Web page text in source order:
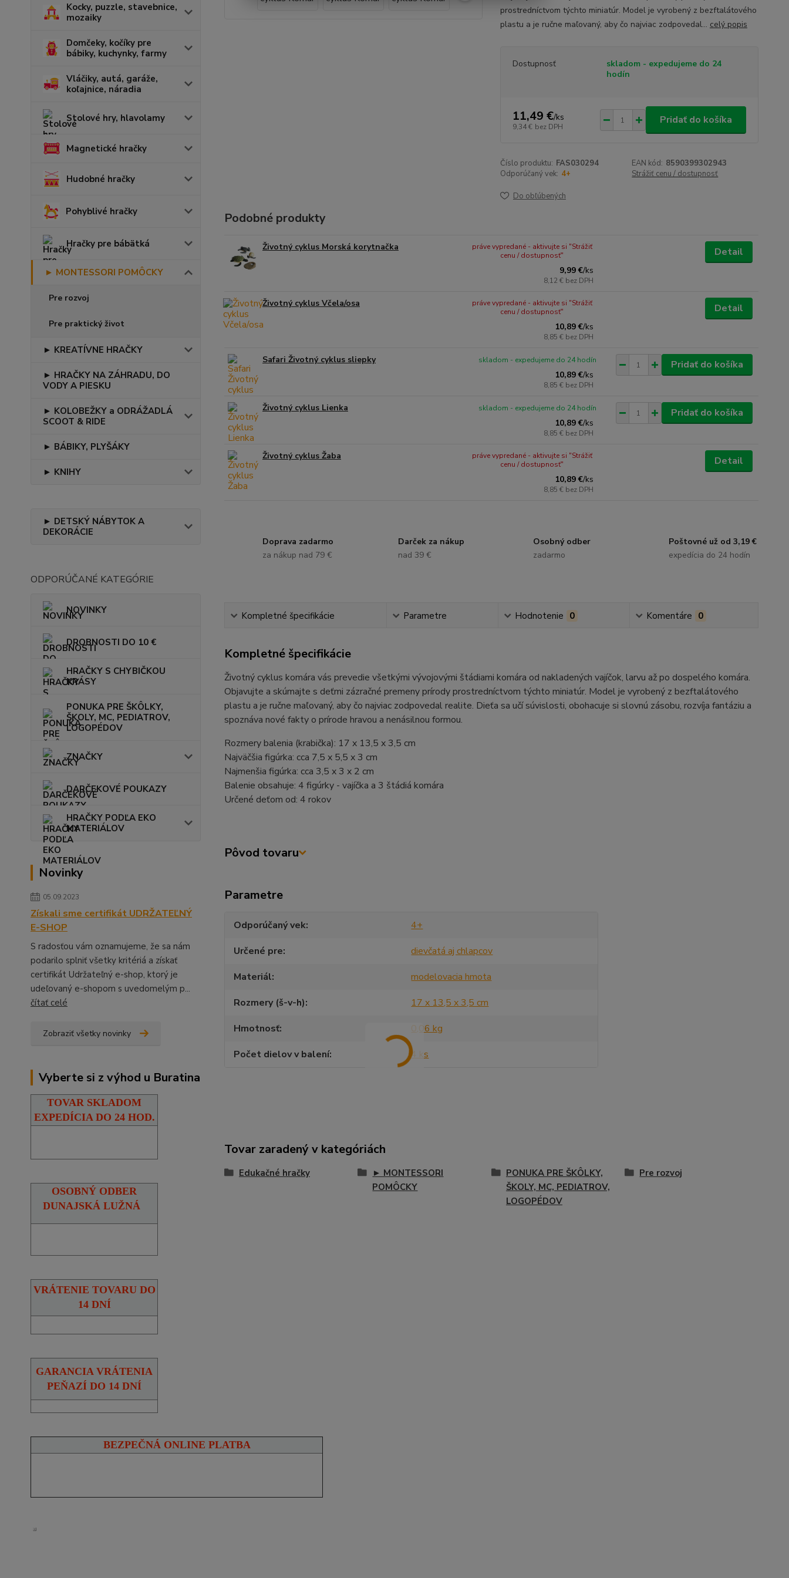
Kocky, puzzle, stavebnice,
mozaiky
Domčeky, kočíky pre
bábiky, kuchynky, farmy
Vláčiky, autá, garáže,
koľajnice, náradia
Stolové hry, hlavolamy
Magnetické hračky
Hudobné hračky
Pohyblivé hračky
Hračky pre bábätká
► MONTESSORI POMÔCKY
Pre rozvoj
Pre praktický život
► KREATÍVNE HRAČKY
► HRAČKY NA ZÁHRADU, DO
VODY A PIESKU
► KOLOBEŽKY a ODRÁŽADLÁ
SCOOT & RIDE
► BÁBIKY, PLYŠÁKY
► KNIHY
► DETSKÝ NÁBYTOK A
DEKORÁCIE
ODPORÚČANÉ KATEGÓRIE
NOVINKY
DROBNOSTI DO 10 €
HRAČKY S CHYBIČKOU
KRÁSY
PONUKA PRE ŠKÔLKY,
ŠKOLY, MC, PEDIATROV,
LOGOPÉDOV
ZNAČKY
DARČEKOVÉ POUKAZY
HRAČKY PODĽA EKO
MATERIÁLOV
Novinky
05.09.2023
Získali sme certifikát UDRŽATEĽNÝ
E-SHOP
S radosťou vám oznamujeme, že sa nám
podarilo splniť všetky kritériá a získať
certifikát Udržateľný e-shop, ktorý je
udeľovaný e-shopom s uvedomelým p...
čítať celé
Zobraziť všetky novinky
Vyberte si z výhod u Buratina
TOVAR SKLADOM
EXPEDÍCIA DO 24 HOD.
OSOBNÝ ODBER
DUNAJSKÁ LUŽNÁ
VRÁTENIE TOVARU DO
14 DNÍ
GARANCIA VRÁTENIA
PEŇAZÍ DO 14 DNÍ
BEZPEČNÁ ONLINE PLATBA
prostredníctvom týchto miniatúr. Model je vyrobený z bezftalátového
plastu a je ručne maľovaný, aby čo najviac zodpovedal... celý popis
Dostupnosť
skladom - expedujeme do 24
hodín
11,49 €/ks
9,34 € bez DPH
Pridať do košíka
Číslo produktu: FAS030294 EAN kód: 8590399302943
Odporúčaný vek: 4+ Strážiť cenu / dostupnosť
Do obľúbených
Podobné produkty
Životný cyklus Morská korytnačka
9,99 €/ks
8,12 € bez DPH
práve vypredané - aktivujte si "Strážiť
cenu / dostupnosť"
Detail
Životný cyklus Včela/osa
10,89 €/ks
8,85 € bez DPH
práve vypredané - aktivujte si "Strážiť
cenu / dostupnosť"
Detail
Safari Životný cyklus sliepky
10,89 €/ks
8,85 € bez DPH
skladom - expedujeme do 24 hodín Pridať do košíka
Životný cyklus Lienka
10,89 €/ks
8,85 € bez DPH
skladom - expedujeme do 24 hodín Pridať do košíka
Životný cyklus Žaba
10,89 €/ks
8,85 € bez DPH
práve vypredané - aktivujte si "Strážiť
cenu / dostupnosť"
Detail
Doprava zadarmo
za nákup nad 79 €
Darček za nákup
nad 39 €
Osobný odber
zadarmo
Poštovné už od 3,19 €
expedícia do 24 hodín
Kompletné špecifikácie Parametre Hodnotenie 0 Komentáre 0
Kompletné špecifikácie
Životný cyklus komára vás prevedie všetkými vývojovými štádiami komára od nakladených vajíčok, larvu až po dospelého komára.
Objavujte a skúmajte s deťmi zázračné premeny prírody prostredníctvom týchto miniatúr. Model je vyrobený z bezftalátového
plastu a je ručne maľovaný, aby čo najviac zodpovedal realite. Dieťa sa učí súvislosti, obohacuje si slovnú zásobu, rozvíja fantáziu a
spoznáva nové fakty o prírode hravou a nenásilnou formou.
Rozmery balenia (krabička): 17 x 13,5 x 3,5 cm
Najväčšia figúrka: cca 7,5 x 5,5 x 3 cm
Najmenšia figúrka: cca 3,5 x 3 x 2 cm
Balenie obsahuje: 4 figúrky - vajíčka a 3 štádiá komára
Určené deťom od: 4 rokov
Pôvod tovaru
Parametre
Odporúčaný vek
4+
Určené pre
dievčatá aj chlapcov
Materiál
modelovacia hmota
Rozmery (š-v-h)
17 x 13,5 x 3,5 cm
Hmotnosť
0,06 kg
Počet dielov v balení
4 ks
Tovar zaradený v kategóriách
Edukačné hračky
► MONTESSORI
POMÔCKY
PONUKA PRE ŠKÔLKY,
ŠKOLY, MC, PEDIATROV,
LOGOPÉDOV
Pre rozvoj